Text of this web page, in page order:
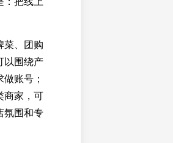
菜、团购
以围绕产
账号；
商家，可
氛围和专